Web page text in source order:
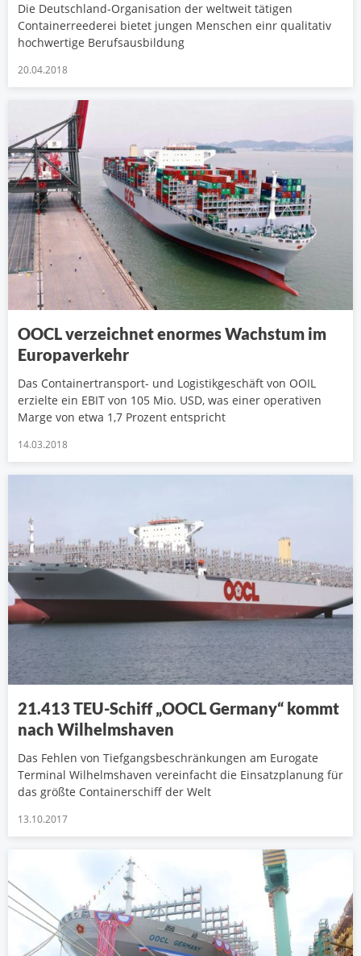
Die Deutschland-Organisation der weltweit tätigen
Containerreederei bietet jungen Menschen einr qualitativ
hochwertige Berufsausbildung
20.04.2018
OOCL verzeichnet enormes Wachstum im
Europaverkehr
Das Containertransport- und Logistikgeschäft von OOIL
erzielte ein EBIT von 105 Mio. USD, was einer operativen
Marge von etwa 1,7 Prozent entspricht
14.03.2018
21.413 TEU-Schiff „OOCL Germany“ kommt
nach Wilhelmshaven
Das Fehlen von Tiefgangsbeschränkungen am Eurogate
Terminal Wilhelmshaven vereinfacht die Einsatzplanung für
das größte Containerschiff der Welt
13.10.2017